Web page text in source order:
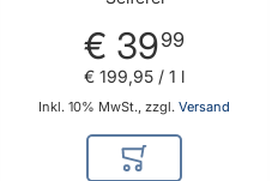
€ 3999
Inkl. 10% MwSt., zzgl. Versand
€ 199,95 / 1 l
In den Warenkorb